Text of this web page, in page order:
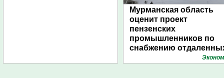
Мурманская область
оценит проект
пензенских
промышленников по
снабжению
поселений с помощью